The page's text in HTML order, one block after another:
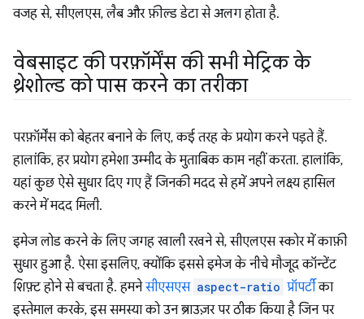
वजह से, सीएलएस, लैब और फ़ील्ड डेटा से अलग होता है.
वेबसाइट की परफ़ॉर्मेंस की सभी मेट्रिक के
थ्रेशोल्ड को पास करने का तरीका
परफ़ॉर्मेंस को बेहतर बनाने के लिए, कई तरह के प्रयोग करने पड़ते हैं.
हालांकि, हर प्रयोग हमेशा उम्मीद के मुताबिक काम नहीं करता. हालांकि,
यहां कुछ ऐसे सुधार दिए गए हैं जिनकी मदद से हमें अपने लक्ष्य हासिल
करने में मदद मिली.
इमेज लोड करने के लिए जगह खाली रखने से, सीएलएस स्कोर में काफ़ी
सुधार हुआ है. ऐसा इसलिए, क्योंकि इससे इमेज के नीचे मौजूद कॉन्टेंट
शिफ़्ट होने से बचता है. हमनेसीएसएस aspect-ratio प्रॉपर्टीका
इस्तेमाल करके, इस समस्या को उन ब्राउज़र पर ठीक किया है जिन पर